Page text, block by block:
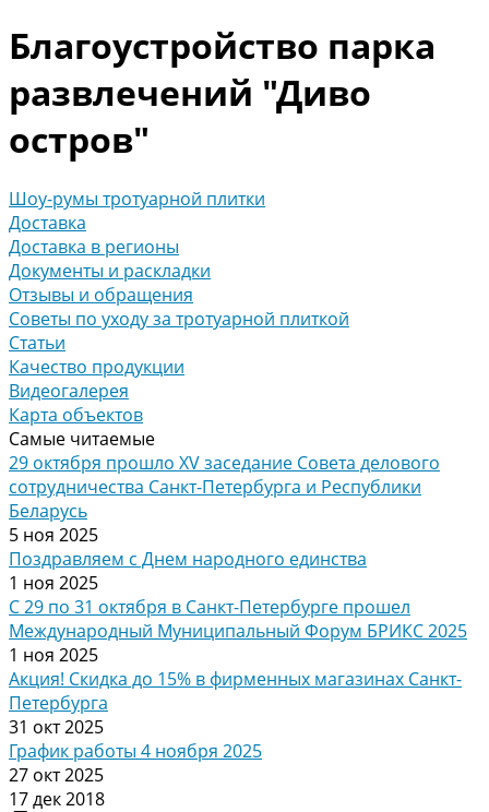
Благоустройство парка
развлечений "Диво
остров"
Шоу-румы тротуарной плитки
Доставка
Доставка в регионы
Документы и раскладки
Отзывы и обращения
Советы по уходу за тротуарной плиткой
Статьи
Качество продукции
Видеогалерея
Карта объектов
Самые читаемые
29 октября прошло XV заседание Совета делового
сотрудничества Санкт-Петербурга и Республики
Беларусь
5 ноя 2025
Поздравляем с Днем народного единства
1 ноя 2025
С 29 по 31 октября в Санкт-Петербурге прошел
Международный Муниципальный Форум БРИКС 2025
1 ноя 2025
Акция! Скидка до 15% в фирменных магазинах Санкт-
Петербурга
31 окт 2025
График работы 4 ноября 2025
27 окт 2025
17 дек 2018